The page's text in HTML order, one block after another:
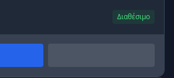
Διαθέσιμο